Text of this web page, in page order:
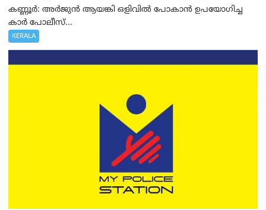
കണ്ണൂർ: അർജുൻ ആയങ്കി ഒളിവിൽ പോകാൻ ഉപയോഗിച്ച
കാർ പോലീസ്...
KERALA